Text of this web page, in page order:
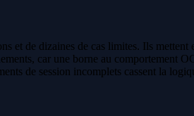
et de dizaines de cas limites. Ils
car une borne au comportement
de session incomplets cassent la